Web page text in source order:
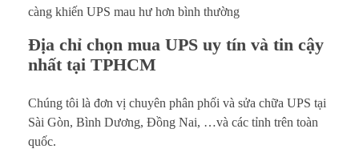
càng khiến UPS mau hư hơn bình thường
Địa chỉ chọn mua UPS uy tín và tin cậy
nhất tại TPHCM
Chúng tôi là đơn vị chuyên phân phối và sửa chữa UPS tại
Sài Gòn, Bình Dương, Đồng Nai, …và các tỉnh trên toàn
quốc.